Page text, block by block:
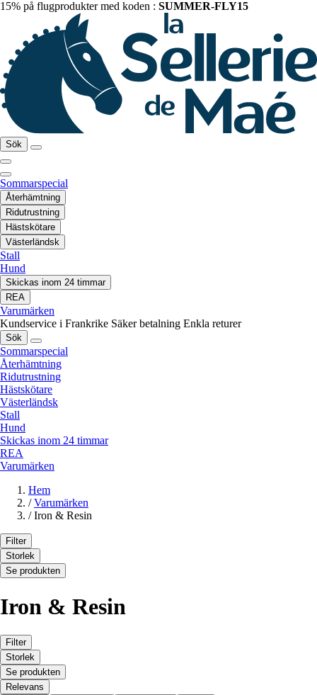
15% på flugprodukter med koden : SUMMER-FLY15
Sök
Sommarspecial
Återhämtning
Ridutrustning
Hästskötare
Västerländsk
Stall
Hund
Skickas inom 24 timmar
REA
Varumärken
Kundservice i Frankrike Säker betalning Enkla returer
Sök
Sommarspecial
Återhämtning
Ridutrustning
Hästskötare
Västerländsk
Stall
Hund
Skickas inom 24 timmar
REA
Varumärken
Hem
/ Varumärken
/ Iron & Resin
Filter
Storlek
Se produkten
Iron & Resin
Filter
Storlek
Se produkten
Relevans